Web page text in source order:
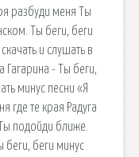
разбуди меня Ты
Ты беги, беги
и слушать в
Гагарина - Ты беги,
минус песни «Я
где те края Радуга
подойди ближе.
беги, беги минус